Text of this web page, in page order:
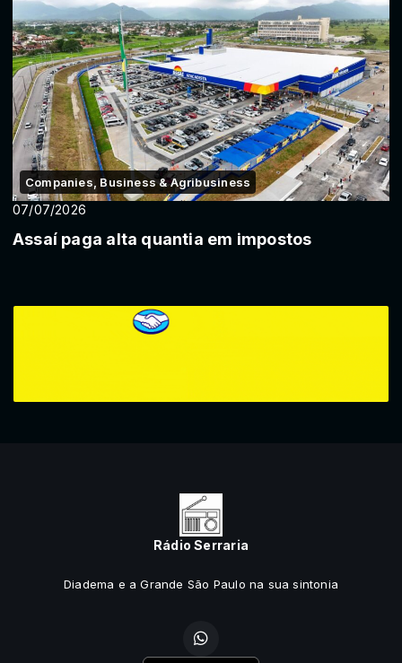
Companies, Business & Agribusiness
07/07/2026
Assaí paga alta quantia em impostos
Rádio Serraria
Diadema e a Grande São Paulo na sua sintonia